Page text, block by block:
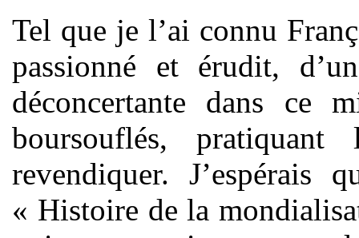
Tel que je l’ai connu
passionné et érudit,
déconcertante dans ce
boursouflés,
revendiquer. J’espérais
« Histoire de la